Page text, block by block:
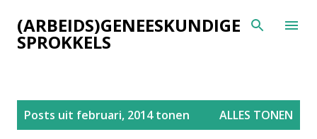
Doorgaan naar hoofdcontent
(ARBEIDS)GENEESKUNDIGE
SPROKKELS
Posts uit februari, 2014 tonen ALLES TONEN